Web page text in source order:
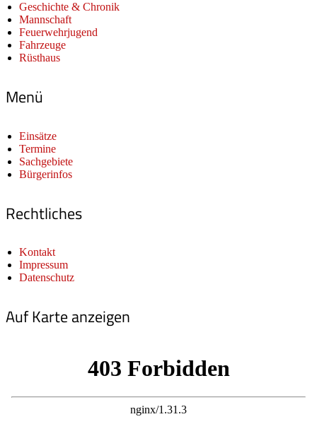
Geschichte & Chronik
Mannschaft
Feuerwehrjugend
Fahrzeuge
Rüsthaus
Menü
Einsätze
Termine
Sachgebiete
Bürgerinfos
Rechtliches
Kontakt
Impressum
Datenschutz
Auf Karte anzeigen